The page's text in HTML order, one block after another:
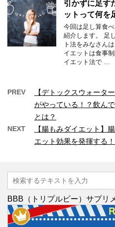
引かずに足す
ットって何を
今回は足し算食
紹介します。 足
ト法をみなさん
イエットは食事
イエット法で …
PREV
【デトックスウォータ
がやっている！？飲ん
とは？
NEXT
【腸もみダイエット】
エット効果を発揮する！
BBB（トリプルビー）サプリ